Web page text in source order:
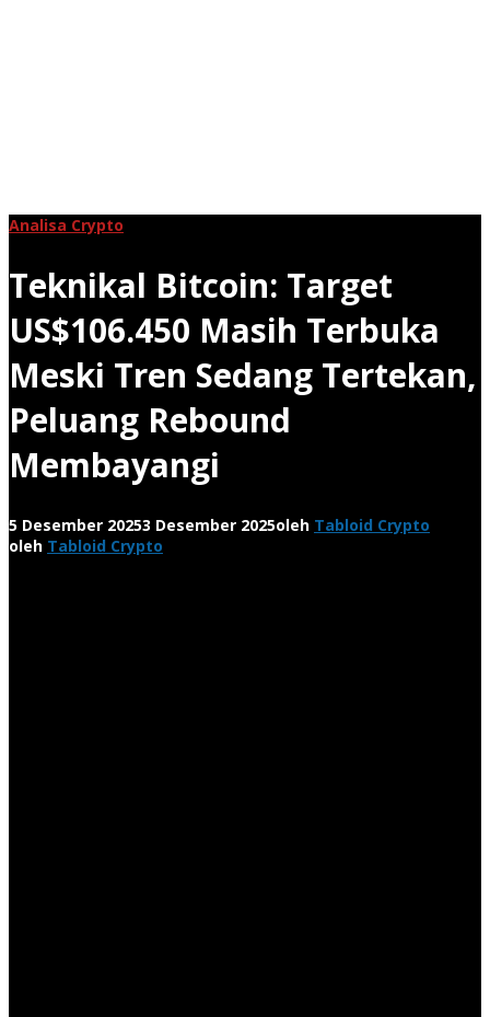
Analisa Crypto
Teknikal Bitcoin: Target
US$106.450 Masih Terbuka
Meski Tren Sedang Tertekan,
Peluang Rebound
Membayangi
5 Desember 20253 Desember 2025oleh Tabloid Crypto
oleh Tabloid Crypto